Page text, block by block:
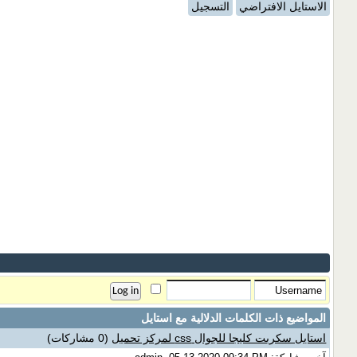
الاستايل الافتراضي
التسجيل
المواضيع ذات الكلمات الدلالية مع
استايل
استايل سكربت كليجا للجوال css لمركز تحميل
(0 مشاركات)